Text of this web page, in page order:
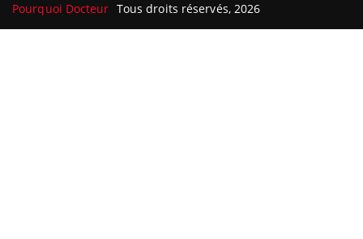
Pourquoi Docteur Tous droits réservés, 2026